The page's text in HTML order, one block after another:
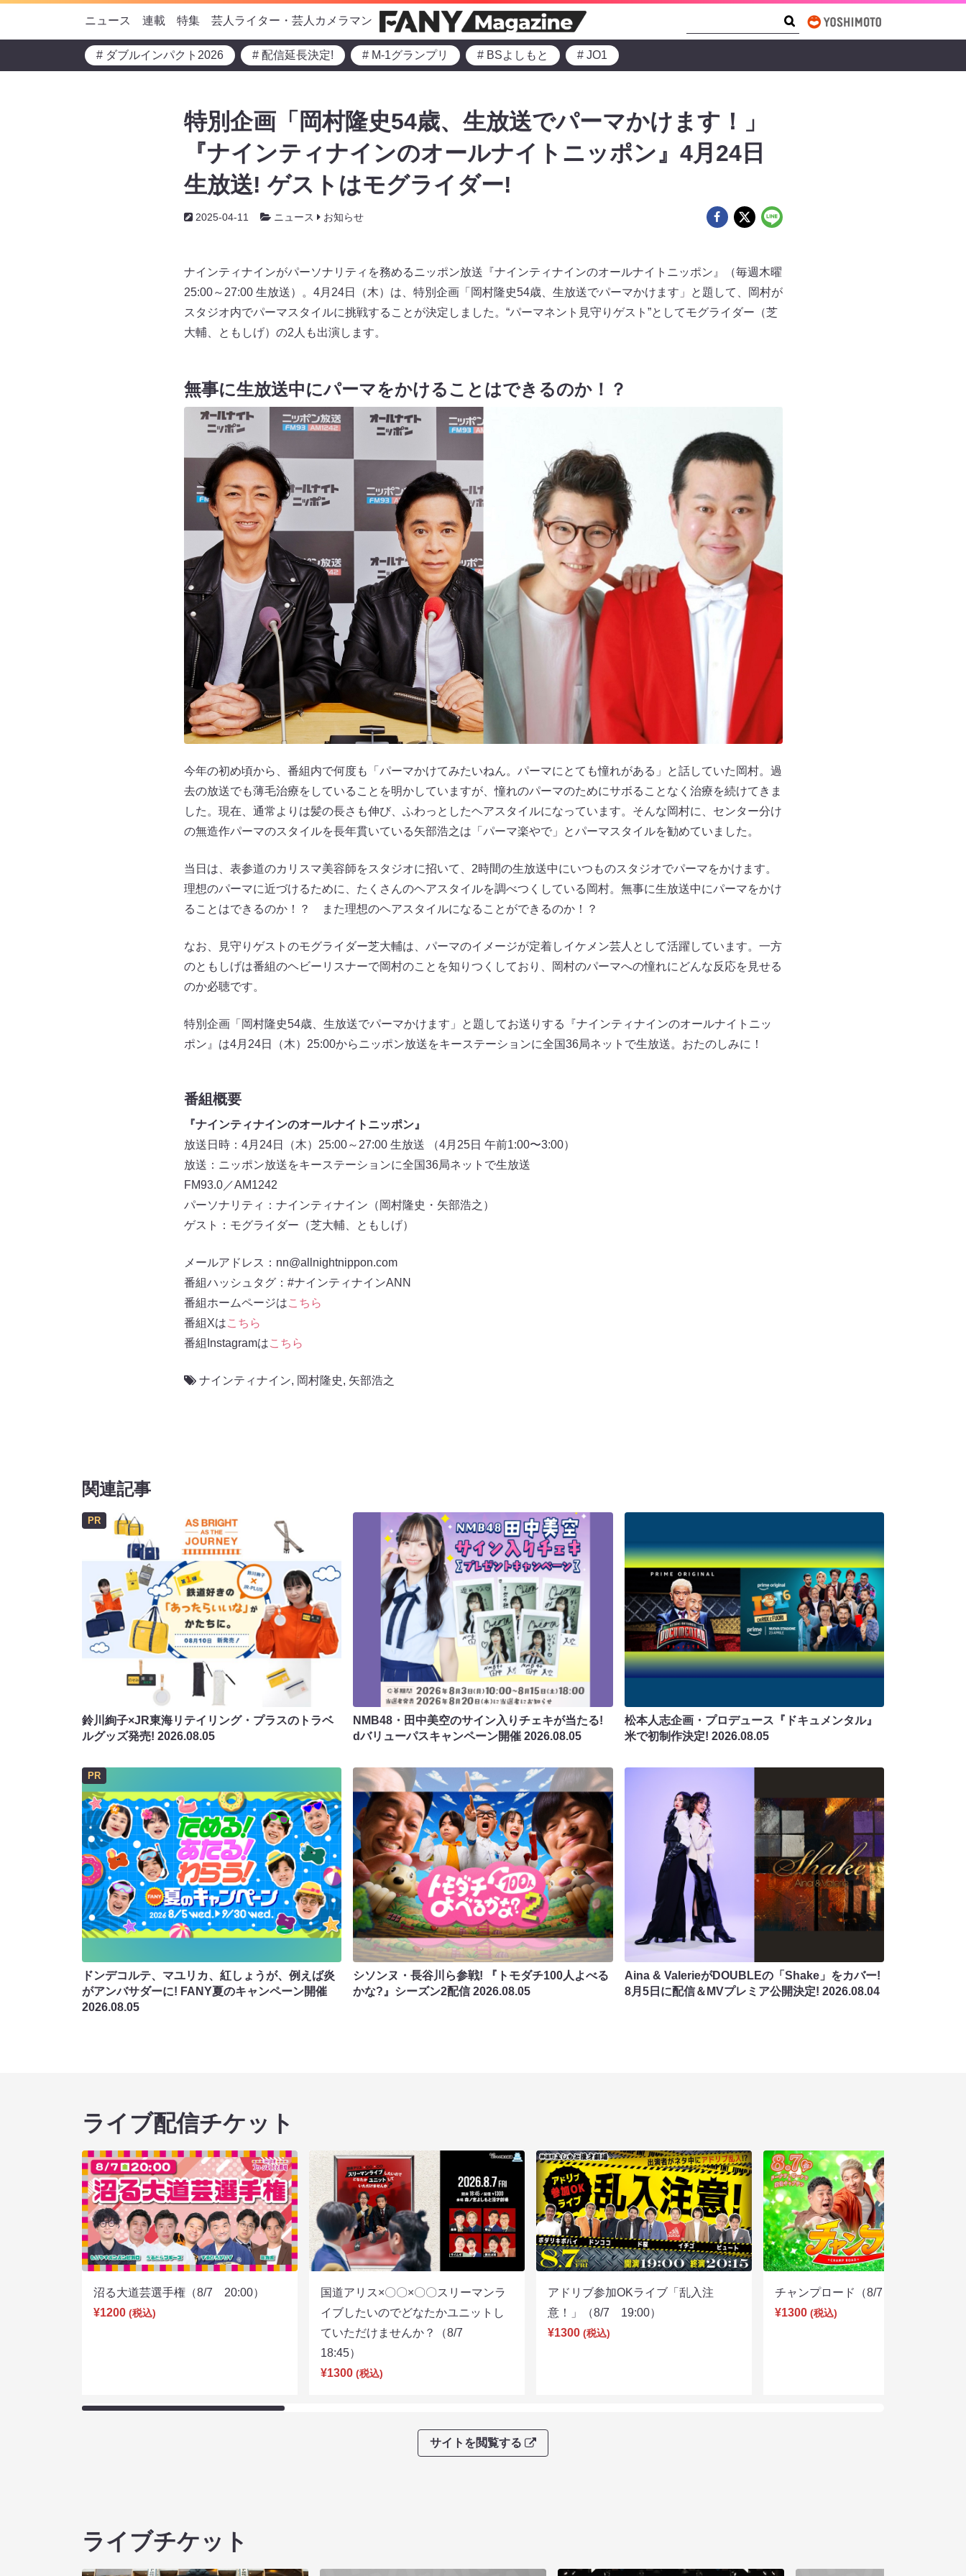
ニュース 連載 特集 芸人ライター・芸人カメラマン
# ダブルインパクト2026 # 配信延長決定! # M-1グランプリ # BSよしもと # JO1
特別企画「岡村隆史54歳、生放送でパーマかけます！」
『ナインティナインのオールナイトニッポン』4月24日
生放送! ゲストはモグライダー!
2025-04-11 ニュース お知らせ
ナインティナインがパーソナリティを務めるニッポン放送『ナインティナインのオールナイトニッポン』（毎週木曜
25:00～27:00 生放送）。4月24日（木）は、特別企画「岡村隆史54歳、生放送でパーマかけます」と題して、岡村が
スタジオ内でパーマスタイルに挑戦することが決定しました。“パーマネント見守りゲスト”としてモグライダー（芝
大輔、ともしげ）の2人も出演します。
無事に生放送中にパーマをかけることはできるのか！？
今年の初め頃から、番組内で何度も「パーマかけてみたいねん。パーマにとても憧れがある」と話していた岡村。過
去の放送でも薄毛治療をしていることを明かしていますが、憧れのパーマのためにサボることなく治療を続けてきま
した。現在、通常よりは髪の長さも伸び、ふわっとしたヘアスタイルになっています。そんな岡村に、センター分け
の無造作パーマのスタイルを長年貫いている矢部浩之は「パーマ楽やで」とパーマスタイルを勧めていました。
当日は、表参道のカリスマ美容師をスタジオに招いて、2時間の生放送中にいつものスタジオでパーマをかけます。
理想のパーマに近づけるために、たくさんのヘアスタイルを調べつくしている岡村。無事に生放送中にパーマをかけ
ることはできるのか！？ また理想のヘアスタイルになることができるのか！？
なお、見守りゲストのモグライダー芝大輔は、パーマのイメージが定着しイケメン芸人として活躍しています。一方
のともしげは番組のヘビーリスナーで岡村のことを知りつくしており、岡村のパーマへの憧れにどんな反応を見せる
のか必聴です。
特別企画「岡村隆史54歳、生放送でパーマかけます」と題してお送りする『ナインティナインのオールナイトニッ
ポン』は4月24日（木）25:00からニッポン放送をキーステーションに全国36局ネットで生放送。おたのしみに！
番組概要
『ナインティナインのオールナイトニッポン』
放送日時：4月24日（木）25:00～27:00 生放送 （4月25日 午前1:00〜3:00）
放送：ニッポン放送をキーステーションに全国36局ネットで生放送
FM93.0／AM1242
パーソナリティ：ナインティナイン（岡村隆史・矢部浩之）
ゲスト：モグライダー（芝大輔、ともしげ）
メールアドレス：nn@allnightnippon.com
番組ハッシュタグ：#ナインティナインANN
番組ホームページはこちら
番組Xはこちら
番組Instagramはこちら
ナインティナイン, 岡村隆史, 矢部浩之
関連記事
PR
鈴川絢子×JR東海リテイリング・プラスのトラベ
ルグッズ発売! 2026.08.05
NMB48・田中美空のサイン入りチェキが当たる!
dバリューパスキャンペーン開催2026.08.05
松本人志企画・プロデュース『ドキュメンタル』
米で初制作決定! 2026.08.05
PR
ドンデコルテ、マユリカ、紅しょうが、例えば炎
がアンバサダーに! FANY夏のキャンペーン開催
2026.08.05
シソンヌ・長谷川ら参戦! 『トモダチ100人よべる
かな?』シーズン2配信2026.08.05
Aina & ValerieがDOUBLEの「Shake」をカバー!
8月5日に配信＆MVプレミア公開決定! 2026.08.04
ライブ配信チケット
沼る大道芸選手権（8/7 20:00）
¥1200 (税込)
国道アリス×〇〇×〇〇スリーマンラ
イブしたいのでどなたかユニットし
ていただけませんか？（8/7
18:45）
¥1300 (税込)
アドリブ参加OKライブ「乱入注
意！」（8/7 19:00）
¥1300 (税込)
チャンプロード（8/7 19:30）
¥1300 (税込)
サイトを閲覧する
ライブチケット